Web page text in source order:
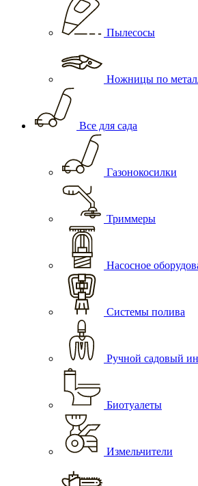
Пылесосы
Ножницы по
Все для сада
Газонокосилки
Триммеры
Насосное
Системы полива
Ручной садовый
Биотуалеты
Измельчители